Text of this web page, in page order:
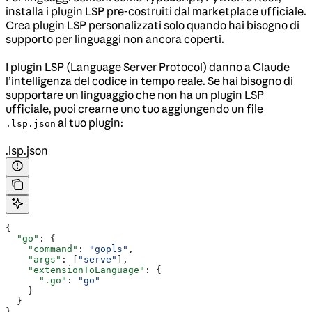
installa i plugin LSP pre-costruiti dal marketplace ufficiale.
Crea plugin LSP personalizzati solo quando hai bisogno di
supporto per linguaggi non ancora coperti.
I plugin LSP (Language Server Protocol) danno a Claude
l’intelligenza del codice in tempo reale. Se hai bisogno di
supportare un linguaggio che non ha un plugin LSP
ufficiale, puoi crearne uno tuo aggiungendo un file
.lsp.json al tuo plugin:
.lsp.json
{
  "go"
: {
    "command"
: "gopls" ,
    "args"
: [ "serve" ],
    "extensionToLanguage"
: {
      ".go"
:
"go"
    }
  }